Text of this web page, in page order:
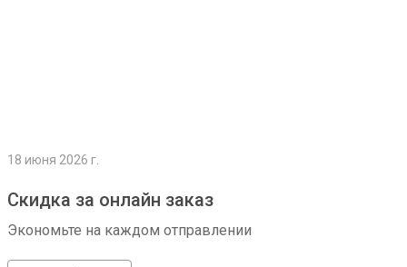
18 июня 2026 г.
Скидка за онлайн заказ
Экономьте на каждом отправлении